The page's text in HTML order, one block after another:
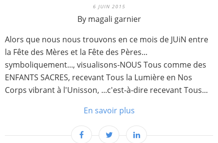
6 JUIN 2015
By magali garnier
Alors que nous nous trouvons en ce mois de JUiN entre
la Fête des Mères et la Fête des Pères...
symboliquement..., visualisons-NOUS Tous comme des
ENFANTS SACRES, recevant Tous la Lumière en Nos
Corps vibrant à l'Unisson, ...c'est-à-dire recevant Tous...
En savoir plus